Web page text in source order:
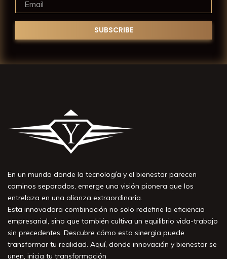
En un mundo donde la tecnología y el bienestar parecen
caminos separados, emerge una visión pionera que los
entrelaza en una alianza extraordinaria.
Esta innovadora combinación no solo redefine la eficiencia
empresarial, sino que también cultiva un equilibrio vida-trabajo
sin precedentes. Descubre cómo esta sinergia puede
transformar tu realidad. Aquí, donde innovación y bienestar se
unen, inicia tu transformación